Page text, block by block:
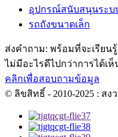
อุปกรณ์สนับสนุนระบ
รถถังขนาดเล็ก
ส่งคำถาม: พร้อมที่จะเรียน
ไม่มีอะไรดีไปกว่าการได้เ
คลิกเพื่อสอบถามข้อมูล
© ลิขสิทธิ์ - 2010-2025 : ส